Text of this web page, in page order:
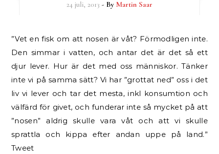
24 juli, 2013 - By Martin Saar
”Vet en fisk om att nosen är våt? Förmodligen inte.
Den simmar i vatten, och antar det är det så ett
djur lever. Hur är det med oss människor. Tänker
inte vi på samma sätt? Vi har ”grottat ned” oss i det
liv vi lever och tar det mesta, inkl konsumtion och
välfärd för givet, och funderar inte så mycket på att
”nosen” aldrig skulle vara våt och att vi skulle
sprattla och kippa efter andan uppe på land.”
Tweet